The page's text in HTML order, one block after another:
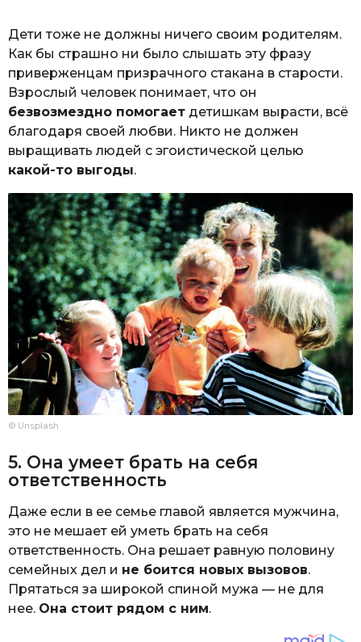
Дети тоже не должны ничего своим родителям.
Как бы страшно ни было слышать эту фразу
приверженцам призрачного стакана в старости.
Взрослый человек понимает, что он
безвозмездно помогает детишкам вырасти, всё
благодаря своей любви. Никто не должен
выращивать людей с эгоистической целью
какой-то выгоды.
© Unsplash
5. Она умеет брать на себя
ответственность
Даже если в ее семье главой является мужчина,
это не мешает ей уметь брать на себя
ответственность. Она решает равную половину
семейных дел и не боится новых вызовов.
Прятаться за широкой спиной мужа — не для
нее. Она стоит рядом с ним.